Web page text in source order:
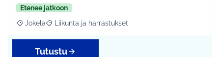
Etenee jatkoon
Rajaa tulokset aihepiirin mukaan: Jokela
Jokela Rajaa tulokset teeman mukaan: Liikunta ja
Liikunta ja harrastukset
Tutustu